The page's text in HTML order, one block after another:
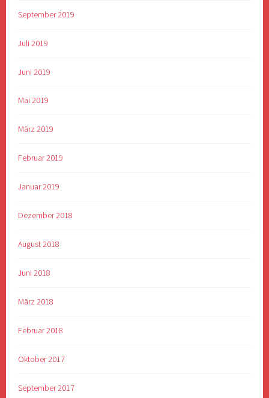
September 2019
Juli 2019
Juni 2019
Mai 2019
März 2019
Februar 2019
Januar 2019
Dezember 2018
August 2018
Juni 2018
März 2018
Februar 2018
Oktober 2017
September 2017